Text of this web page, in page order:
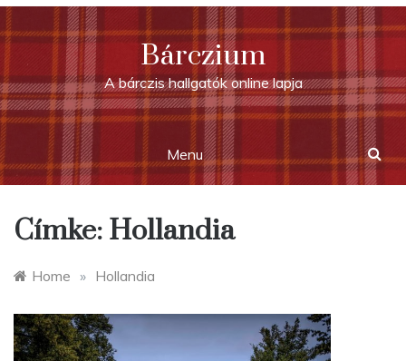
Skip
to
content
Bárczium
A bárczis hallgatók online lapja
Menu
Címke: Hollandia
Home » Hollandia